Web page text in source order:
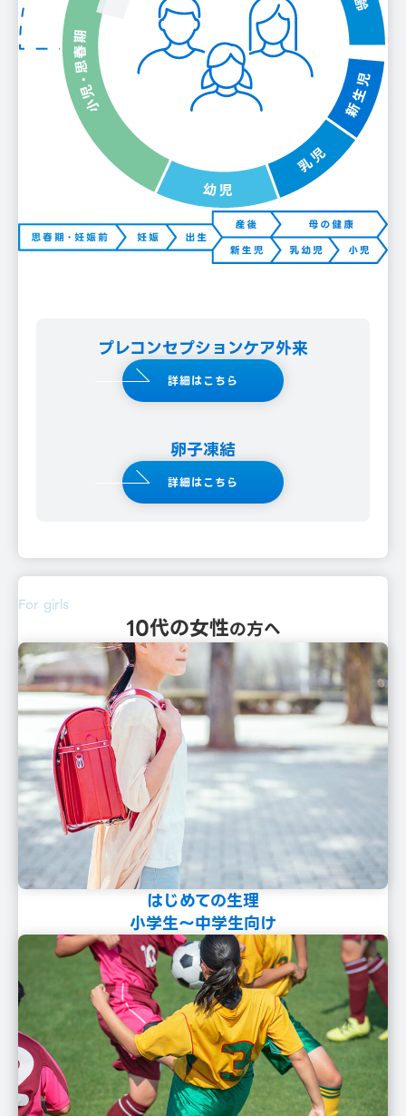
プレコンセプションケア外来
詳細はこちら
卵子凍結
詳細はこちら
For girls
10代の⼥性の⽅へ
はじめての⽣理
⼩学⽣〜中学⽣向け